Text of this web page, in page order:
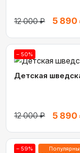
12 000 ₽ 5 890
– 50%
Детская
12 000 ₽ 5 890
– 59%